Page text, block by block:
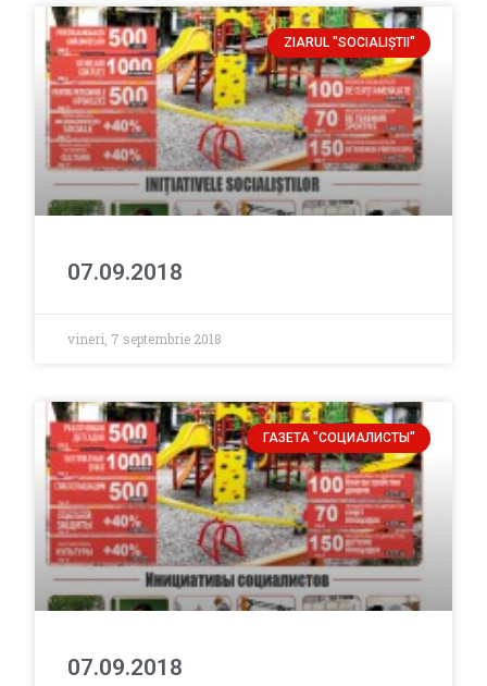
ZIARUL "SOCIALIŞTII"
07.09.2018
vineri, 7 septembrie 2018
ГАЗЕТА "СОЦИАЛИСТЫ"
07.09.2018